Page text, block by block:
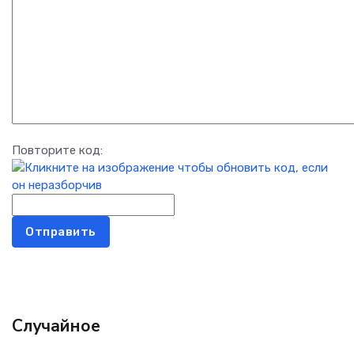
Повторите код:
Отправить
Случайное